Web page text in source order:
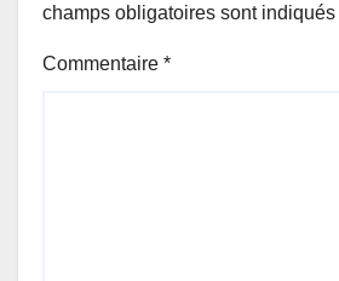
champs obligatoires sont
Commentaire *